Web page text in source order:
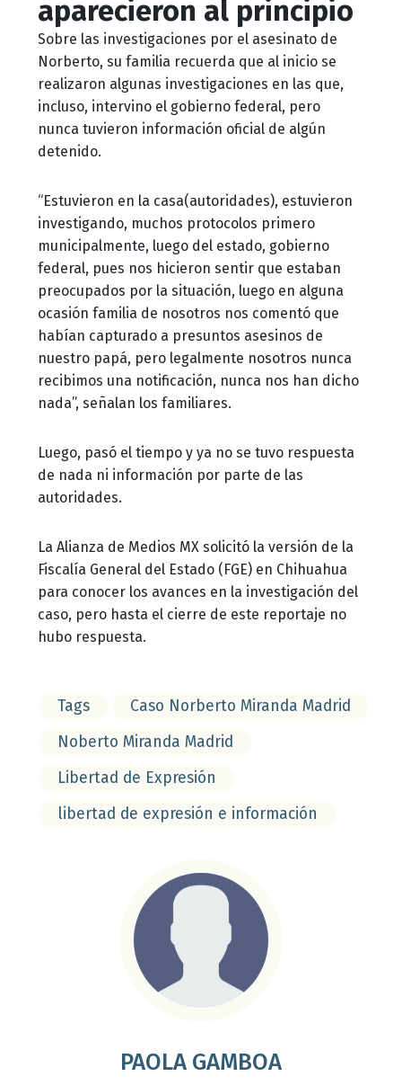
aparecieron al principio
Sobre las investigaciones por el asesinato de
Norberto, su familia recuerda que al inicio se
realizaron algunas investigaciones en las que,
incluso, intervino el gobierno federal, pero
nunca tuvieron información oficial de algún
detenido.
“Estuvieron en la casa(autoridades), estuvieron
investigando, muchos protocolos primero
municipalmente, luego del estado, gobierno
federal, pues nos hicieron sentir que estaban
preocupados por la situación, luego en alguna
ocasión familia de nosotros nos comentó que
habían capturado a presuntos asesinos de
nuestro papá, pero legalmente nosotros nunca
recibimos una notificación, nunca nos han dicho
nada”, señalan los familiares.
Luego, pasó el tiempo y ya no se tuvo respuesta
de nada ni información por parte de las
autoridades.
La Alianza de Medios MX solicitó la versión de la
Fiscalía General del Estado (FGE) en Chihuahua
para conocer los avances en la investigación del
caso, pero hasta el cierre de este reportaje no
hubo respuesta.
Tags
Caso Norberto Miranda Madrid
Noberto Miranda Madrid
Libertad de Expresión
libertad de expresión e información
PAOLA GAMBOA